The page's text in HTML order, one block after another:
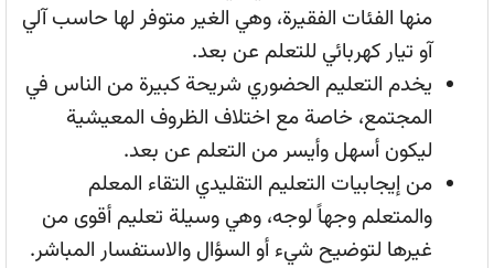
منها الفئات الفقيرة، وهي الغير متوفر لها حاسب آلي
آو تيار كهربائي للتعلم عن بعد.
يخدم التعليم الحضوري شريحة كبيرة من الناس في
المجتمع، خاصة مع اختلاف الظروف المعيشية
ليكون أسهل وأيسر من التعلم عن بعد.
من إيجابيات التعليم التقليدي التقاء المعلم
والمتعلم وجهاً لوجه، وهي وسيلة تعليم أقوى من
غيرها لتوضيح شيء أو السؤال والاستفسار المباشر.